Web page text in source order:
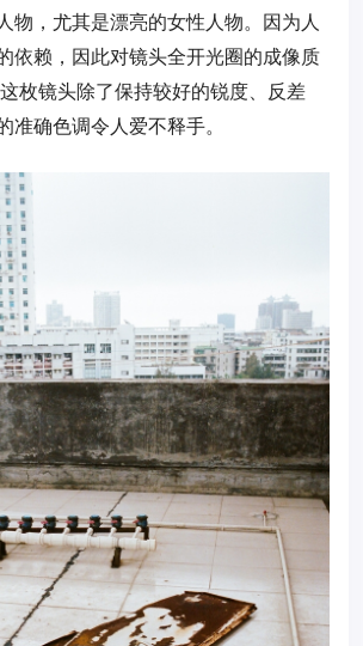
物，尤其是漂亮的女性人物。因为人
依赖，因此对镜头全开光圈的成像质
这枚镜头除了保持较好的锐度、反差
准确色调令人爱不释手。